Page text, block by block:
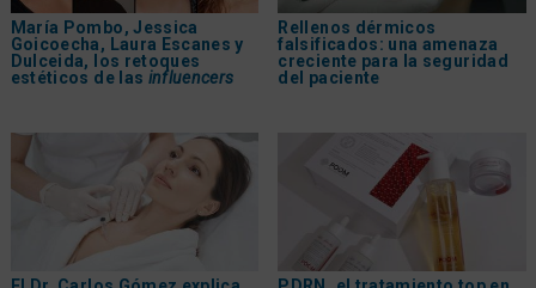
María Pombo, Jessica
Goicoecha, Laura Escanes y
Dulceida, los retoques
estéticos de las influencers
Rellenos dérmicos
falsificados: una amenaza
creciente para la seguridad
del paciente